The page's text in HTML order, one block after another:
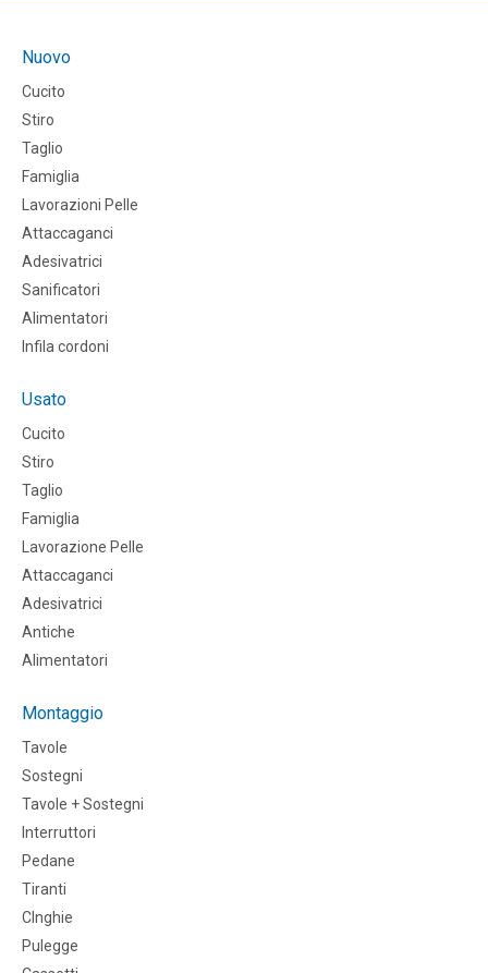
Nuovo
Cucito
Stiro
Taglio
Famiglia
Lavorazioni Pelle
Attaccaganci
Adesivatrici
Sanificatori
Alimentatori
Infila cordoni
Usato
Cucito
Stiro
Taglio
Famiglia
Lavorazione Pelle
Attaccaganci
Adesivatrici
Antiche
Alimentatori
Montaggio
Tavole
Sostegni
Tavole + Sostegni
Interruttori
Pedane
Tiranti
CInghie
Pulegge